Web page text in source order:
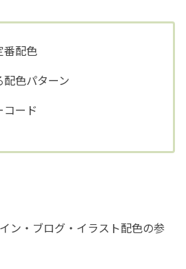
番配色
色パターン
ード
ン・ブログ・イラスト配色の参